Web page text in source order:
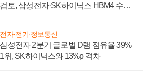
검토, 삼성전자·SK하이닉스 HBM4 수율
전자·전기·정보통신
삼성전자 2분기 글로벌 D램 점유율 39%
1위, SK하이닉스와 13%p 격차